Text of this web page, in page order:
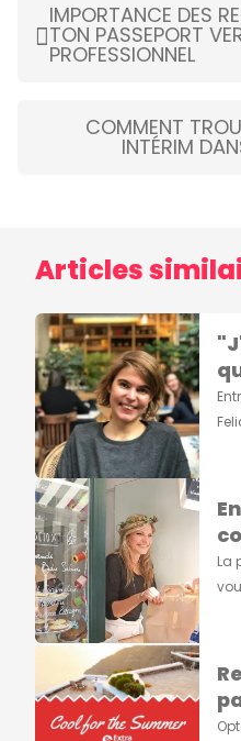
IMPORTANCE DES
TON PASSEPORT
PROFESSIONNEL
COMMENT
INTÉRIM
Articles
La